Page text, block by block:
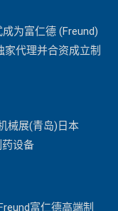
为富仁德 (Freund)
代理并合资成立制
械展(青岛)日本
设备
富仁德高端制